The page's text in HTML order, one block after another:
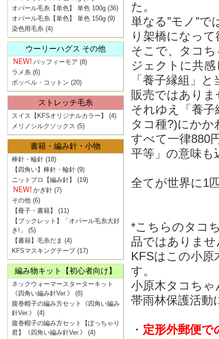
た。
単なる”モノ”
り架橋になっ
そこで、タコ
ジェクトに共
「養子縁組」
販売ではありま
それゆえ「養
タコ種?)にかか
すべて一律880
平等」の意味
全てが世界に1
*こちらのタコ
品ではありませ
KFSはこの小
す。
小原木タコち
帯雨林保護活
・ 定形外郵便
オパール毛糸【単色】 単色 100g (36)
オパール毛糸【単色】 単色 150g (9)
染色用毛糸 (4)
ウーリーハグス その他
パッフィーモア (8)
ラメ糸 (6)
ボッベル・コットン (20)
ストレッチ毛糸
スイス【KFSオリジナルカラー】
(4)
メリノシルクソックス (5)
書籍・編み針・小物
棒針・輪針 (18)
【四角い】棒針・輪針 (9)
ニットプロ【編み針】
(19)
かぎ針 (7)
その他 (6)
【冊子・書籍】
(11)
【ブックレット】「オパール毛糸大好
き!」
(5)
【書籍】毛糸だま (4)
KFSマスキングテープ(17)
編み物キット【初心者向け】
ネックウォーマースターターキット
《四角い編み針Ver.》
(8)
腹巻帽子の編み方セット《四角い編み
針Ver.》
(4)
腹巻帽子の編み方セット【ぽっちゃり
君】《四角い編み針Ver.》
(4)